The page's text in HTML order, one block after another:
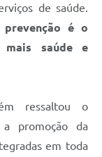
de saúde.
prevenção é o
mais saúde e
ressaltou o
a promoção da
em toda